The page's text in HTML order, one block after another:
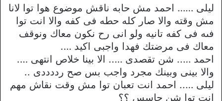
ليلى …… احمد مش حابه ناقش موضوع هوا توا لانا
مش وقته والا صار كله حطه فى كفه والا انت توا
فىه فى كفه تانيه ولو انى رح نكون معاك ونوقف
معاك فى مرضتك فهدا واجبى اكيد ….
احمد ….. شن تقصدى ….. الا بينا خلاص انتهى ….
والا بينى وبينك مجرد واجب بس صح رددددى ..
ليلى ….. احمد انت تعبان توا مش وقت نقاش مهم
انت توا شن حاسس ؟؟